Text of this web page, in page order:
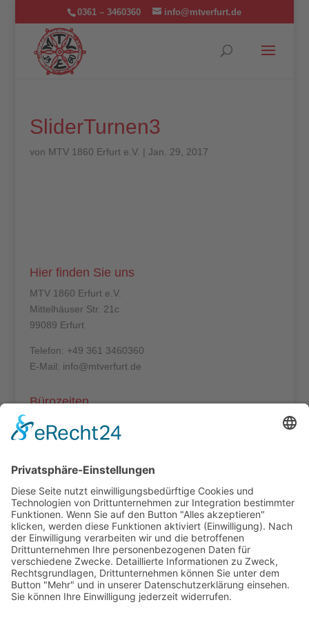
0361 – 3460360 info@mtverfurt.de
SliderTurnen3
von MTV 1860 Erfurt e.V. | Jan. 29, 2017
Hier finden Sie uns
MTV 1860 Erfurt e.V.
Mittelhäuser Str. 21c
99089 Erfurt
Telefon: +49 361 3460360
E-Mail: info@mtverfurt.de
Bürozeiten
Mo – Do: 8:00 – 14:00 Uhr
Termine außerhalb unserer Geschäftszeiten nur
nach Absprache.
Folgt uns auf facebook